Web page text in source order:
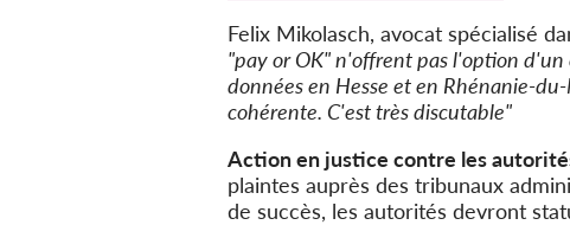
Felix Mikolasch, avocat spécialisé
"pay or OK" n'offrent pas l'option
données en Hesse et en Rhénanie-
cohérente. C'est très discutable"
Action en justice contre les
plaintes auprès des tribunaux
de succès, les autorités devront